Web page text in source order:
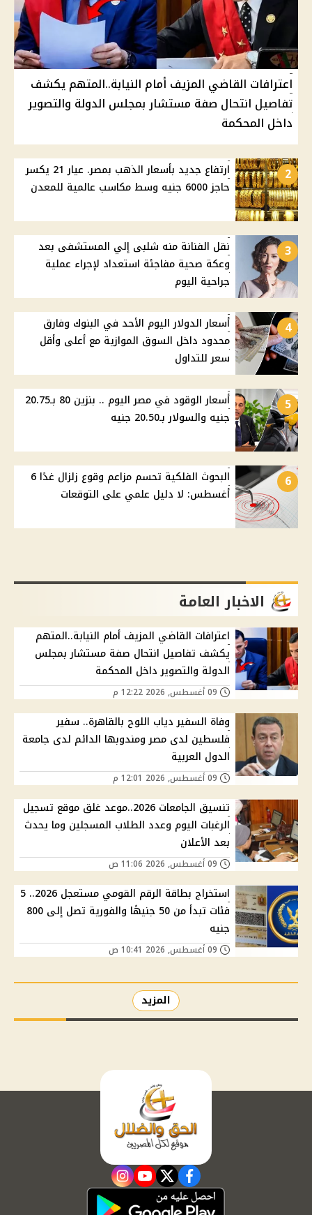
اعترافات القاضي المزيف أمام النيابة..المتهم يكشف
تفاصيل انتحال صفة مستشار بمجلس الدولة والتصوير
داخل المحكمة
2
ارتفاع جديد بأسعار الذهب بمصر. عيار 21 يكسر
حاجز 6000 جنيه وسط مكاسب عالمية للمعدن
3
نقل الفنانة منه شلبى إلي المستشفى بعد
وعكة صحية مفاجئة استعداد لإجراء عملية
جراحية اليوم
4
أسعار الدولار اليوم الأحد في البنوك وفارق
محدود داخل السوق الموازية مع أعلى وأقل
سعر للتداول
5
أسعار الوقود في مصر اليوم .. بنزين 80 بـ20.75
جنيه والسولار بـ20.50 جنيه
6
البحوث الفلكية تحسم مزاعم وقوع زلزال غدًا 6
أغسطس: لا دليل علمي على التوقعات
الاخبار العامة
اعترافات القاضي المزيف أمام النيابة..المتهم
يكشف تفاصيل انتحال صفة مستشار بمجلس
الدولة والتصوير داخل المحكمة
وفاة السفير دياب اللوح بالقاهرة.. سفير
فلسطين لدى مصر ومندوبها الدائم لدى جامعة
الدول العربية
تنسيق الجامعات 2026..موعد غلق موقع تسجيل
الرغبات اليوم وعدد الطلاب المسجلين وما يحدث
بعد الأعلان
استخراج بطاقة الرقم القومي مستعجل 2026.. 5
فئات تبدأ من 50 جنيهًا والفورية تصل إلى 800
جنيه
المزيد
facebook
twitter
youtube
instagram